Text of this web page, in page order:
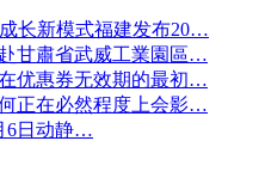
长新模式福建发布20…
甘肅省武威工業園區…
优惠券无效期的最初…
正在必然程度上会影…
6日动静…